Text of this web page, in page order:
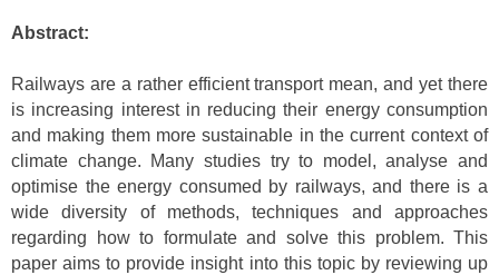
Abstract:
Railways are a rather efficient transport mean, and yet there
is increasing interest in reducing their energy consumption
and making them more sustainable in the current context of
climate change. Many studies try to model, analyse and
optimise the energy consumed by railways, and there is a
wide diversity of methods, techniques and approaches
regarding how to formulate and solve this problem. This
paper aims to provide insight into this topic by reviewing up